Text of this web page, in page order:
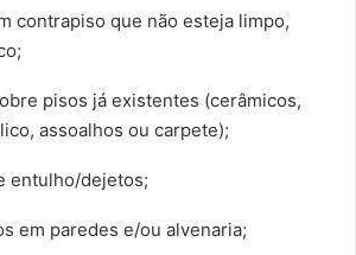
contrapiso que não esteja limpo,
pisos já existentes (cerâmicos,
assoalhos ou carpete);
entulho/dejetos;
em paredes e/ou alvenaria;